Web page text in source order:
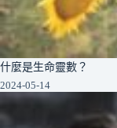
什麼是生命靈數？
2024-05-14